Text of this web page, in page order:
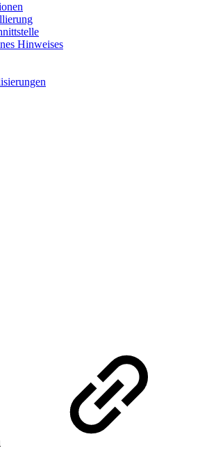
Hinweises